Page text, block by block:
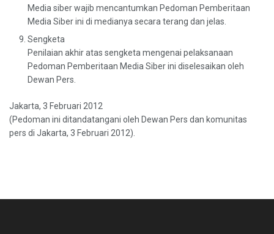
Media siber wajib mencantumkan Pedoman Pemberitaan
Media Siber ini di medianya secara terang dan jelas.
Sengketa
Penilaian akhir atas sengketa mengenai pelaksanaan
Pedoman Pemberitaan Media Siber ini diselesaikan oleh
Dewan Pers.
Jakarta, 3 Februari 2012
(Pedoman ini ditandatangani oleh Dewan Pers dan komunitas
pers di Jakarta, 3 Februari 2012).